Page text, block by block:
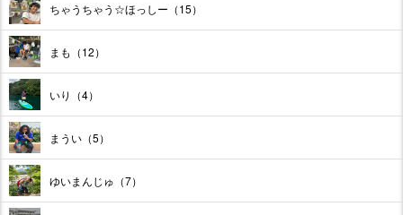
ちゃうちゃう☆ほっしー（15）
まも（12）
いり（4）
まうい（5）
ゆいまんじゅ（7）